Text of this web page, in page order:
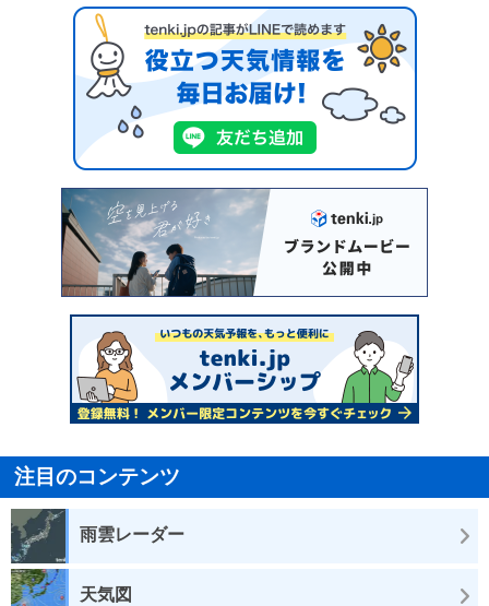
注目のコンテンツ
雨雲レーダー
天気図